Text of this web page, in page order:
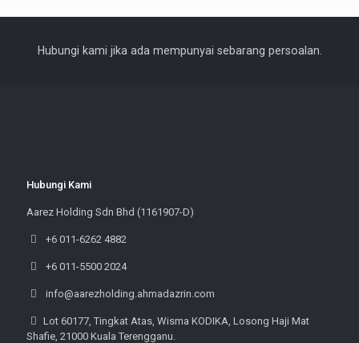
Hubungi kami jika ada mempunyai sebarang persoalan.
Hubungi Kami
Aarez Holding Sdn Bhd (1161907-D)
+6 011-6262 4882
+6 011-5500 2024
info@aarezholding.ahmadazrin.com
Lot 60177, Tingkat Atas, Wisma KODIKA, Losong Haji Mat
Shafie, 21000 Kuala Terengganu.